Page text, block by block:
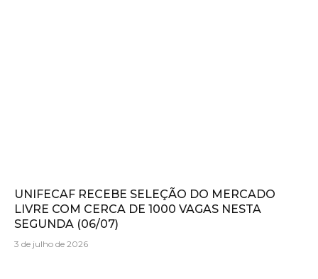
UNIFECAF RECEBE SELEÇÃO DO MERCADO
LIVRE COM CERCA DE 1000 VAGAS NESTA
SEGUNDA (06/07)
3 de julho de 2026